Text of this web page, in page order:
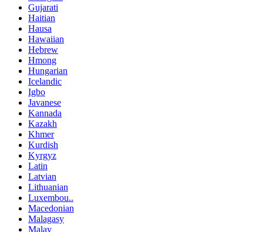
Gujarati
Haitian
Hausa
Hawaiian
Hebrew
Hmong
Hungarian
Icelandic
Igbo
Javanese
Kannada
Kazakh
Khmer
Kurdish
Kyrgyz
Latin
Latvian
Lithuanian
Luxembou..
Macedonian
Malagasy
Malay